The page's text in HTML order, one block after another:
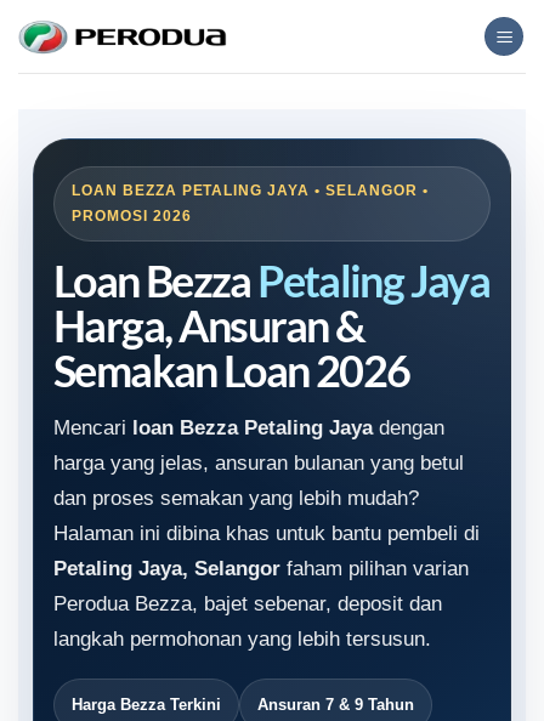
content
LOAN BEZZA PETALING JAYA • SELANGOR •
PROMOSI 2026
Loan BezzaPetaling Jaya
Harga, Ansuran &
Semakan Loan 2026
Mencari loan Bezza Petaling Jayadengan
harga yang jelas, ansuran bulanan yang betul
dan proses semakan yang lebih mudah?
Halaman ini dibina khas untuk bantu pembeli di
Petaling Jaya, Selangor faham pilihan varian
Perodua Bezza, bajet sebenar, deposit dan
langkah permohonan yang lebih tersusun.
Harga Bezza Terkini Ansuran 7 & 9 Tahun